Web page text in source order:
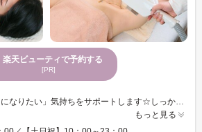
楽天ビューティで予約する
[PR]
全てのお客様の「キレイになりたい」気持ちをサポートします☆しっかりとカウンセリングし悩みやご希望を伺い、体の調子に合わせて最適なケア方法もご提案しますので、脱毛が初めての方も気軽にご相談ください♪ 全身ツルスベ脱毛も◎自分の気になる箇所だけ脱毛も◎自分のタイミングで施術を受けられる♪ また男性の方向け限定の脱毛メニューもあるので、毎日の髭処理を憂鬱に感じている男性や胸やお腹のムダ毛が実は気になっていた方にオススメです★ 丁寧かつスピーディーな施術でお客様の要望を全て改善♪効果がしっかりと目で見てわかるから納得出来る！ ぜひ一度「MIRAC脱毛サロン」へ足を運んでみませんか？
もっと見る